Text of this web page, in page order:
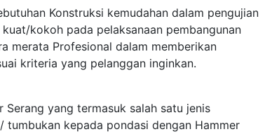
Konstruksi kemudahan dalam pengujian
kokoh pada pelaksanaan pembangunan
merata Profesional dalam memberikan
kriteria yang pelanggan inginkan.
Serang yang termasuk salah satu jenis
kepada pondasi dengan Hammer